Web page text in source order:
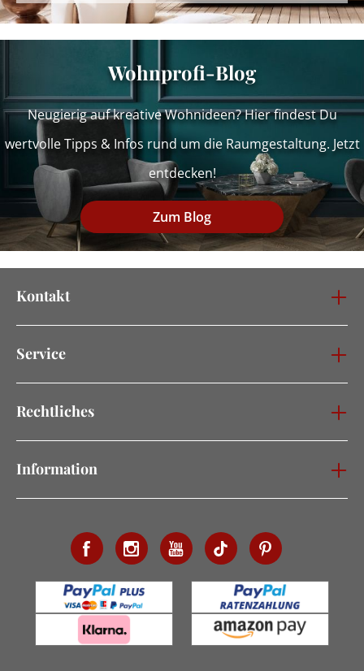
Wohnprofi-Blog
Neugierig auf kreative Wohnideen? Hier findest Du
wertvolle Tipps & Infos rund um die Raumgestaltung. Jetzt
entdecken!
Zum Blog
Kontakt
Service
Rechtliches
Information